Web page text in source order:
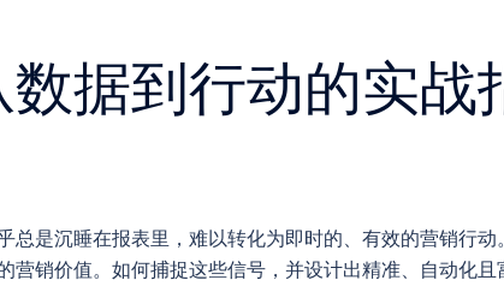
据到行动的实战
是沉睡在报表里，难以转化为即时的、有效的营销行
销价值。如何捕捉这些信号，并设计出精准、自动化